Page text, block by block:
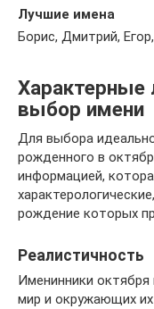
Лучшие имена
Борис, Дмитрий,
Характерные
выбор имени
Для выбора
рожденного в
информацией,
рождение которых
Реалистичность
Именинники
мир и окружающих